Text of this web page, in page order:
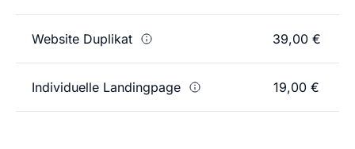
Website Duplikat 39,00 €
Individuelle Landingpage 19,00 €